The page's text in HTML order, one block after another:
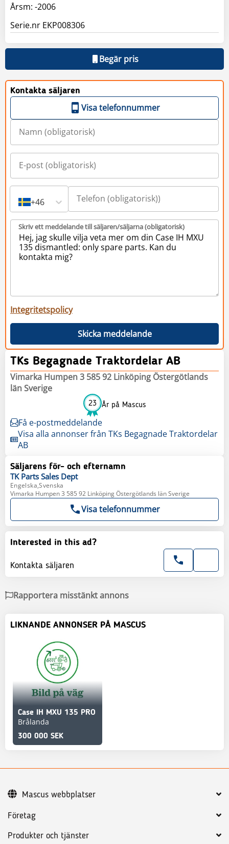
Årsm: -2006
Serie.nr EKP008306
Begär pris
Kontakta säljaren
Visa telefonnummer
+46
Skriv ett meddelande till säljaren/säljarna (obligatorisk)
Integritetspolicy
Skicka meddelande
TKs Begagnade Traktordelar AB
Vimarka Humpen 3 585 92 Linköping Östergötlands
län Sverige
23 År på Mascus
Få e-postmeddelande
Visa alla annonser från TKs Begagnade Traktordelar
AB
Säljarens för- och efternamn
TK Parts Sales Dept
Engelska,Svenska
Vimarka Humpen 3 585 92 Linköping Östergötlands län Sverige
Visa telefonnummer
Interested in this ad?
Kontakta säljaren
Rapportera misstänkt annons
LIKNANDE ANNONSER PÅ MASCUS
Case IH MXU 135 PRO
Brålanda
300 000 SEK
Företag
Produkter och tjänster
Mascus webbplatser